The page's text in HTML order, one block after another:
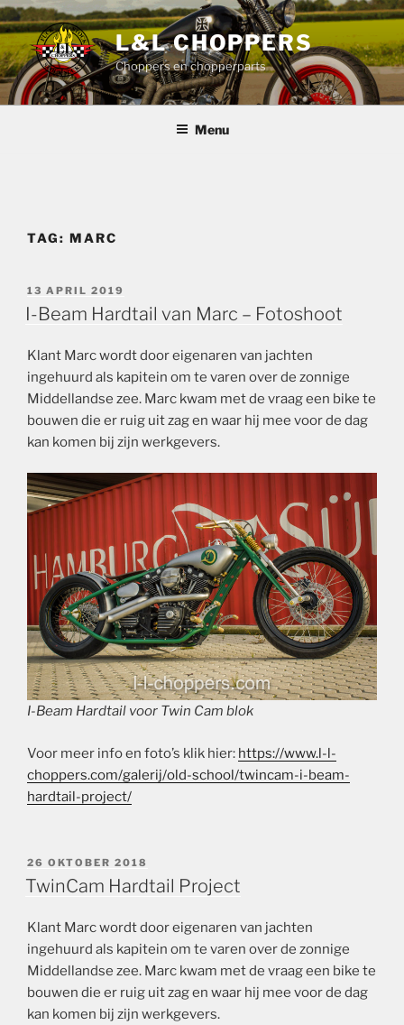
Ga
naar
de
inhoud
L&L CHOPPERS
Choppers en chopperparts
Menu
TAG: MARC
GEPLAATST
OP
13 APRIL 2019
I-Beam Hardtail van Marc – Fotoshoot
Klant Marc wordt door eigenaren van jachten
ingehuurd als kapitein om te varen over de zonnige
Middellandse zee. Marc kwam met de vraag een bike te
bouwen die er ruig uit zag en waar hij mee voor de dag
kan komen bij zijn werkgevers.
I-Beam Hardtail voor Twin Cam blok
Voor meer info en foto’s klik hier: https://www.l-l-
choppers.com/galerij/old-school/twincam-i-beam-
hardtail-project/
GEPLAATST
OP
26 OKTOBER 2018
TwinCam Hardtail Project
Klant Marc wordt door eigenaren van jachten
ingehuurd als kapitein om te varen over de zonnige
Middellandse zee. Marc kwam met de vraag een bike te
bouwen die er ruig uit zag en waar hij mee voor de dag
kan komen bij zijn werkgevers.